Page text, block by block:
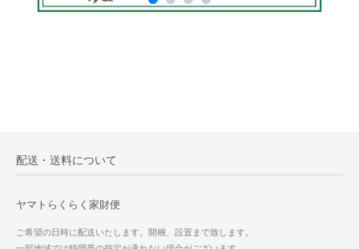
配送・送料について
ヤマトらくらく家財便
ご希望の日時に配送いたします。開梱、設置まで致します。